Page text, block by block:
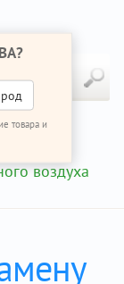
?
товара и
воздуха